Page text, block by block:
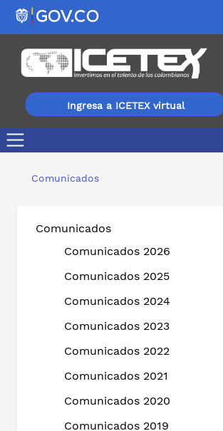
Ingresa a ICETEX virtual
Comunicados
Comunicados
Comunicados 2026
Comunicados 2025
Comunicados 2024
Comunicados 2023
Comunicados 2022
Comunicados 2021
Comunicados 2020
Comunicados 2019